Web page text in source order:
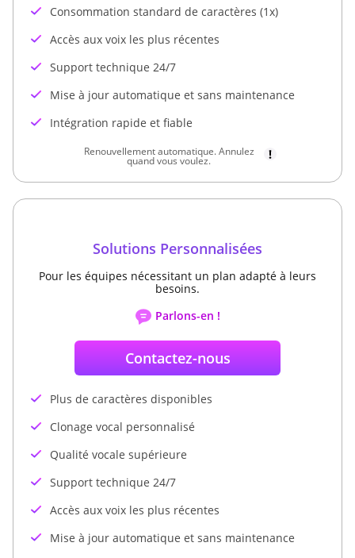
Consommation standard de caractères (1x)
Accès aux voix les plus récentes
Support technique 24/7
Mise à jour automatique et sans maintenance
Intégration rapide et fiable
Renouvellement automatique. Annulez
quand vous voulez.
Solutions Personnalisées
Pour les équipes nécessitant un plan adapté à leurs
besoins.
Parlons-en !
Contactez-nous
Plus de caractères disponibles
Clonage vocal personnalisé
Qualité vocale supérieure
Support technique 24/7
Accès aux voix les plus récentes
Mise à jour automatique et sans maintenance